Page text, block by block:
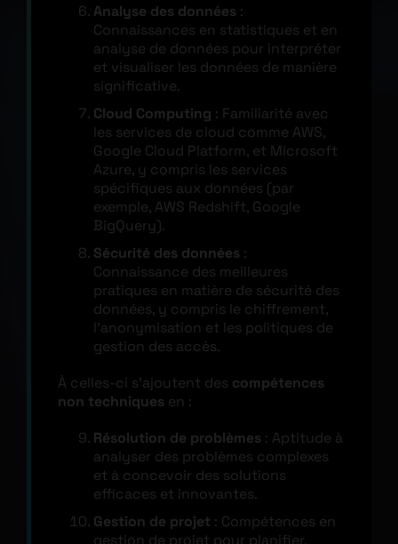
Analyse des données :
Connaissances en statistiques et en
analyse de données pour interpréter
et visualiser les données de manière
significative.
Cloud Computing : Familiarité avec
les services de cloud comme AWS,
Google Cloud Platform, et Microsoft
Azure, y compris les services
spécifiques aux données (par
exemple, AWS Redshift, Google
BigQuery).
Sécurité des données :
Connaissance des meilleures
pratiques en matière de sécurité des
données, y compris le chiffrement,
l’anonymisation et les politiques de
gestion des accès.
À celles-ci s’ajoutent des compétences
non techniques en :
Résolution de problèmes : Aptitude à
analyser des problèmes complexes
et à concevoir des solutions
efficaces et innovantes.
Gestion de projet : Compétences en
gestion de projet pour planifier,